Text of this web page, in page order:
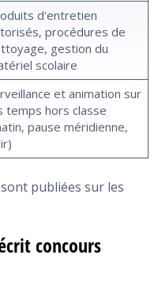
d'entretien
procédures de
gestion du
scolaire
et animation sur
temps hors classe
pause méridienne,
publiées sur les
concours